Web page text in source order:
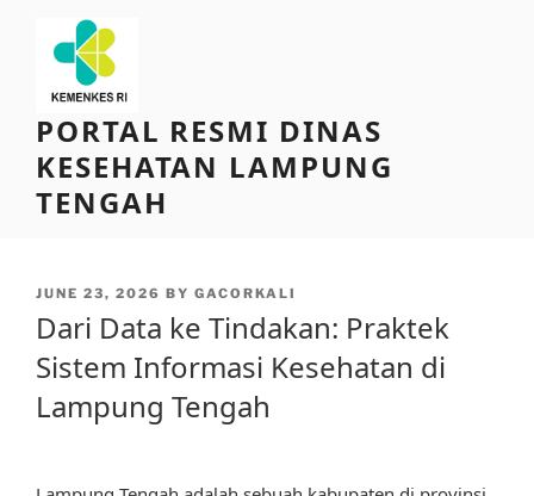
content
PORTAL RESMI DINAS
KESEHATAN LAMPUNG
TENGAH
POSTED
JUNE 23, 2026 BY GACORKALI
Dari Data ke Tindakan: Praktek
Sistem Informasi Kesehatan di
Lampung Tengah